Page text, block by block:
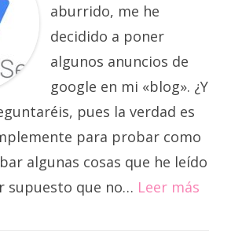
aburrido, me he
decidido a poner
algunos anuncios de
google en mi «blog». ¿Y
pues la verdad es
para probar como
algunas cosas que he leído
supuesto que no… Leer más